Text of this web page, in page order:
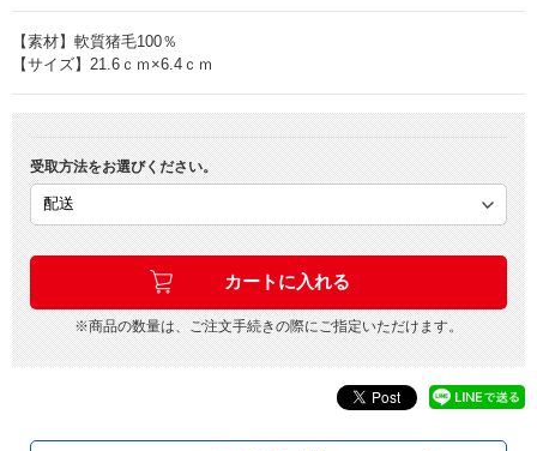
【素材】軟質猪毛100％
【サイズ】21.6ｃｍ×6.4ｃｍ
受取方法をお選びください。
※商品の数量は、ご注文手続きの際にご指定いただけます。